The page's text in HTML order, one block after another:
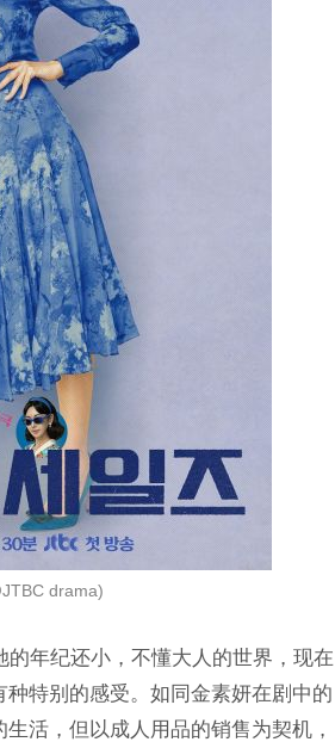
drama)
年纪还小，不懂大人的世界，现在
特别的感受。如同金素妍在剧中的
活，但以成人用品的销售为契机，